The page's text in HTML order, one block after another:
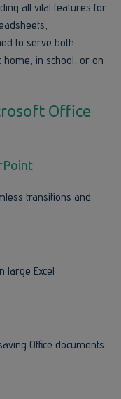
all vital features for
to serve both
in school, or on
Office
transitions and
large Excel
Office documents